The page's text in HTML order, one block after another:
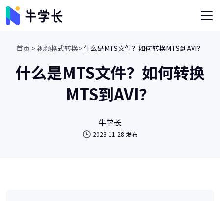
首页 >视频格式转换> 什么是MTS文件？如何转换MTS到AVI？
什么是MTS文件？如何转换
MTS到AVI？
牛学长
2023-11-28 发布